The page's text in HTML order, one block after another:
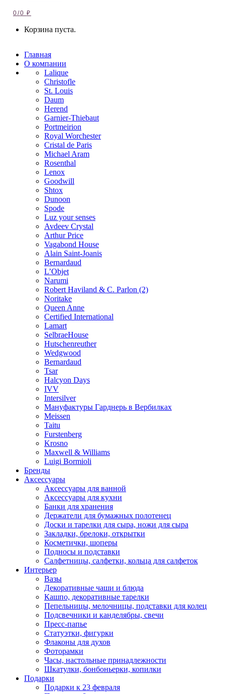
0/0₽
Корзина пуста.
Главная
О компании
Lalique
Christofle
St. Louis
Daum
Herend
Garnier-Thiebaut
Portmeirion
Royal Worchester
Cristal de Paris
Michael Aram
Rosenthal
Lenox
Goodwill
Shtox
Dunoon
Spode
Luz your senses
Avdeev Crystal
Arthur Price
Vagabond House
Alain Saint-Joanis
Bernardaud
L’Objet
Narumi
Robert Haviland & C. Parlon (2)
Noritakе
Queen Anne
Certified International
Lamart
SelbraeHouse
Hutschenreuther
Wedgwood
Bernardaud
Tsar
Halcyon Days
IVV
Intersilver
Мануфактуры Гарднерь в Вербилках
Meissen
Taitu
Furstenberg
Krosno
Maxwell & Williams
Luigi Bormioli
Бренды
Аксессуары
Аксессуары для ванной
Аксессуары для кухни
Банки для хранения
Держатели для бумажных полотенец
Доски и тарелки для сыра, ножи для сыра
Закладки, брелоки, открытки
Косметички, шоперы
Подносы и подставки
Салфетницы, салфетки, кольца для салфеток
Интерьер
Вазы
Декоративные чаши и блюда
Кашпо, декоративные тарелки
Пепельницы, мелочницы, подставки для колец
Подсвечники и канделябры, свечи
Пресс-папье
Статуэтки, фигурки
Флаконы для духов
Фоторамки
Часы, настольные принадлежности
Шкатулки, бонбоньерки, копилки
Подарки
Подарки к 23 февраля